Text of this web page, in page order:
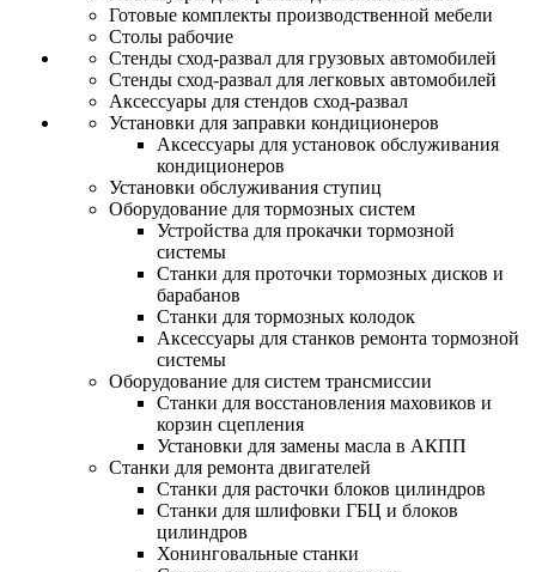
Готовые комплекты производственной мебели
Столы рабочие
Стенды сход-развал для грузовых автомобилей
Стенды сход-развал для легковых автомобилей
Аксессуары для стендов сход-развал
Установки для заправки кондиционеров
Аксессуары для установок обслуживания
кондиционеров
Установки обслуживания ступиц
Оборудование для тормозных систем
Устройства для прокачки тормозной
системы
Станки для проточки тормозных дисков и
барабанов
Станки для тормозных колодок
Аксессуары для станков ремонта тормозной
системы
Оборудование для систем трансмиссии
Станки для восстановления маховиков и
корзин сцепления
Установки для замены масла в АКПП
Станки для ремонта двигателей
Станки для расточки блоков цилиндров
Станки для шлифовки ГБЦ и блоков
цилиндров
Хонинговальные станки